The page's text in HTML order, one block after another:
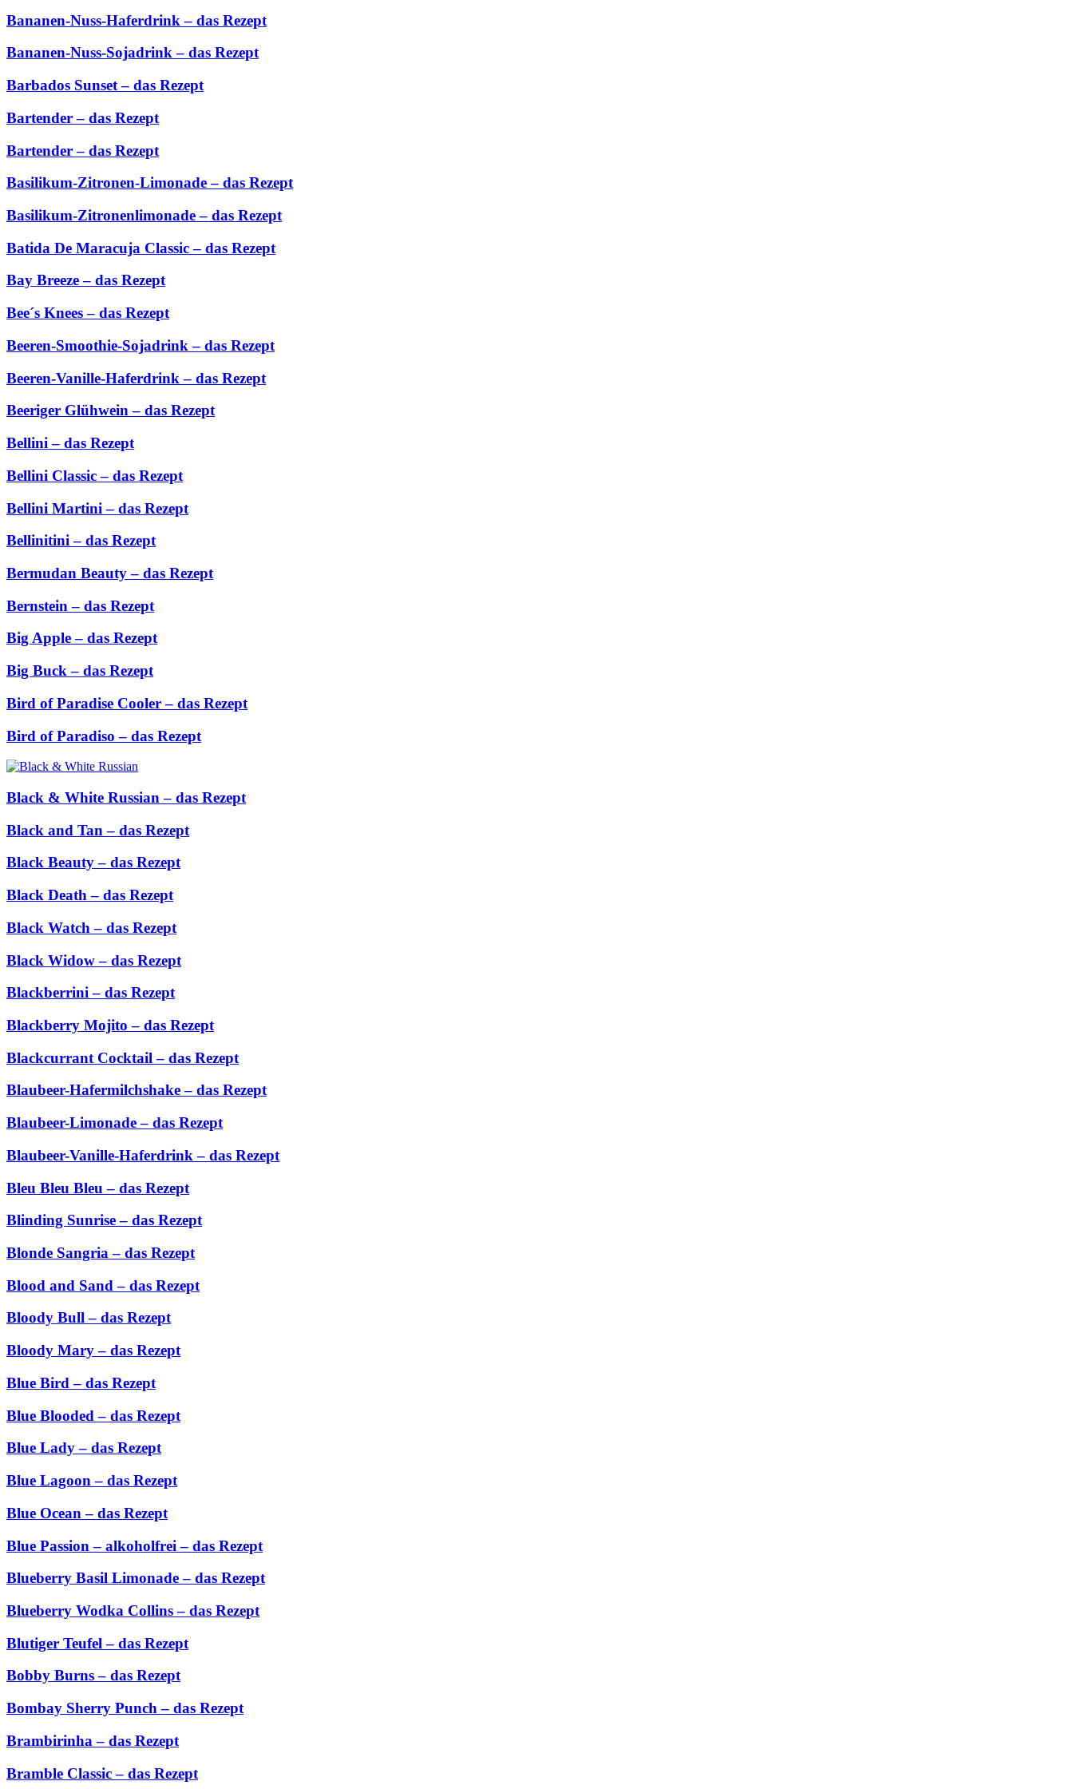
Bananen-Nuss-Haferdrink – das Rezept
Bananen-Nuss-Sojadrink – das Rezept
Barbados Sunset – das Rezept
Bartender – das Rezept
Bartender – das Rezept
Basilikum-Zitronen-Limonade – das Rezept
Basilikum-Zitronenlimonade – das Rezept
Batida De Maracuja Classic – das Rezept
Bay Breeze – das Rezept
Bee´s Knees – das Rezept
Beeren-Smoothie-Sojadrink – das Rezept
Beeren-Vanille-Haferdrink – das Rezept
Beeriger Glühwein – das Rezept
Bellini – das Rezept
Bellini Classic – das Rezept
Bellini Martini – das Rezept
Bellinitini – das Rezept
Bermudan Beauty – das Rezept
Bernstein – das Rezept
Big Apple – das Rezept
Big Buck – das Rezept
Bird of Paradise Cooler – das Rezept
Bird of Paradiso – das Rezept
Black & White Russian – das Rezept
Black and Tan – das Rezept
Black Beauty – das Rezept
Black Death – das Rezept
Black Watch – das Rezept
Black Widow – das Rezept
Blackberrini – das Rezept
Blackberry Mojito – das Rezept
Blackcurrant Cocktail – das Rezept
Blaubeer-Hafermilchshake – das Rezept
Blaubeer-Limonade – das Rezept
Blaubeer-Vanille-Haferdrink – das Rezept
Bleu Bleu Bleu – das Rezept
Blinding Sunrise – das Rezept
Blonde Sangria – das Rezept
Blood and Sand – das Rezept
Bloody Bull – das Rezept
Bloody Mary – das Rezept
Blue Bird – das Rezept
Blue Blooded – das Rezept
Blue Lady – das Rezept
Blue Lagoon – das Rezept
Blue Ocean – das Rezept
Blue Passion – alkoholfrei – das Rezept
Blueberry Basil Limonade – das Rezept
Blueberry Wodka Collins – das Rezept
Blutiger Teufel – das Rezept
Bobby Burns – das Rezept
Bombay Sherry Punch – das Rezept
Brambirinha – das Rezept
Bramble Classic – das Rezept